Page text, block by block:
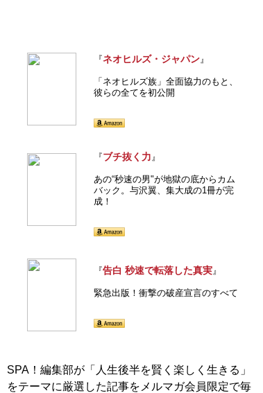
『ネオヒルズ・ジャパン』
「ネオヒルズ族」全面協力のもと、
彼らの全てを初公開
『ブチ抜く力 』
あの“秒速の男"が地獄の底からカム
バック。与沢翼、集大成の1冊が完
成！
『告白 秒速で転落した真実』
緊急出版！衝撃の破産宣言のすべて
SPA！編集部が「人生後半を賢く楽しく生きる」
をテーマに厳選した記事をメルマガ会員限定で毎